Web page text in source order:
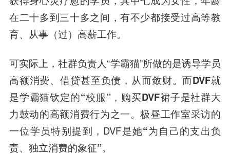
在二十多到三十多之间，有不少都接受过高等教
育、从事（过）高薪工作。
可实际上，社群负责人“学霸猫”所做的是诱导学员
高额消费、借贷甚至负债，从而敛财。而DVF就
是学霸猫钦定的“校服”，购买DVF裙子是社群大
力鼓动的高额消费行为之一。极昼工作室采访的
一位学员特别提到，DVF是她“为自己的支出负
责、独立消费的象征”。